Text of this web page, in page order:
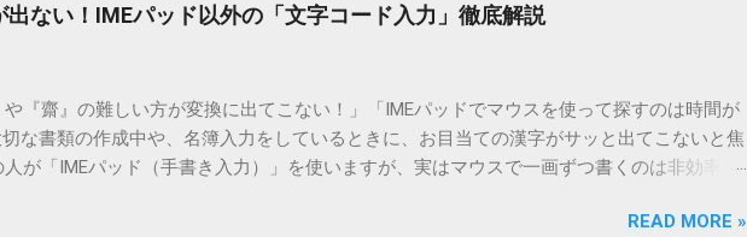
ない！IMEパッド以外の「文字コード入力」徹底解説
や『齋』の難しい方が変換に出てこない！」「IMEパッドでマウスを使って探すのは時間が
な書類の作成中や、名簿入力をしているときに、お目当ての漢字がサッと出てこないと焦
が「IMEパッド（手書き入力）」を使いますが、実はマウスで一画ずつ書くのは非効率で
旧字や外字、特殊記号を呼び出す「文字コード入力」のテクニックを詳しく解説します。
READ MORE »